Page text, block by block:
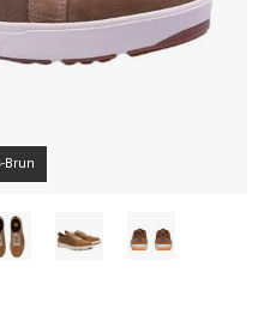
Brun